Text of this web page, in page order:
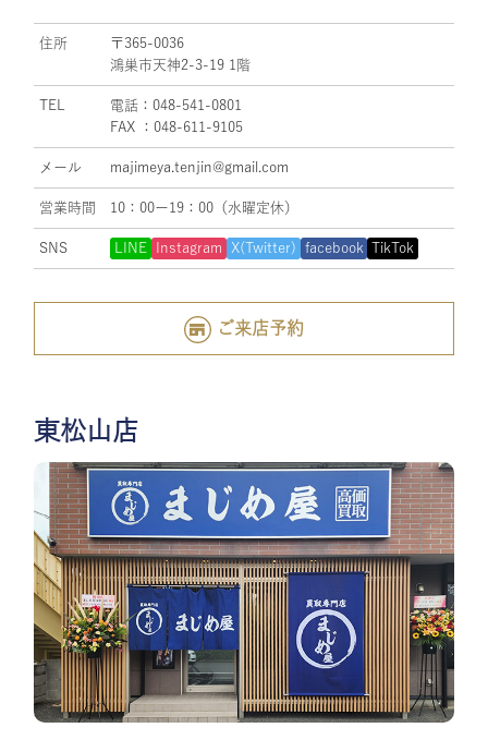
住所
〒365-0036
鴻巣市天神2-3-19 1階
TEL
電話：048-541-0801
FAX ：048-611-9105
メール majimeya.tenjin@gmail.com
営業時間 10：00ー19：00（水曜定休）
SNS LINE Instagram X(Twitter) facebook TikTok
ご来店予約
東松山店